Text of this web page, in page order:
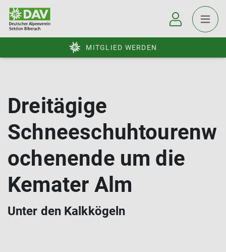
MITGLIED WERDEN
Dreitägige
Schneeschuhtourenw
ochenende um die
Kemater Alm
Unter den Kalkkögeln